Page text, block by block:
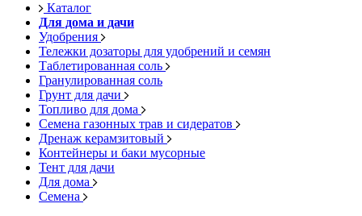
Каталог
Для дома и дачи
Удобрения
Тележки дозаторы для удобрений и семян
Таблетированная соль
Гранулированная соль
Грунт для дачи
Топливо для дома
Семена газонных трав и сидератов
Дренаж керамзитовый
Контейнеры и баки мусорные
Тент для дачи
Для дома
Семена